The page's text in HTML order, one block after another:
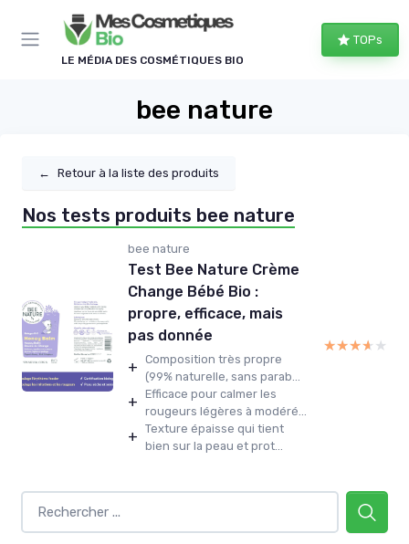
LE MÉDIA DES COSMÉTIQUES BIO
TOPs
bee nature
← Retour à la liste des produits
Nos tests produits bee nature
bee nature
Test Bee Nature Crème
Change Bébé Bio :
propre, efficace, mais
pas donnée
+ Composition très propre
(99% naturelle, sans parab...
+ Efficace pour calmer les
rougeurs légères à modéré...
+ Texture épaisse qui tient
bien sur la peau et prot...
★★★★★
★★★★★
Panneau de gestion des cookies